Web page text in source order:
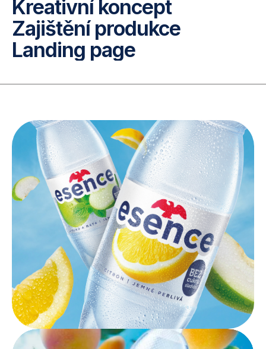
Kreativní koncept
Zajištění produkce
Landing page